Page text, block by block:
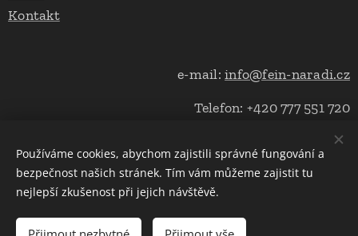
Do košíku
Kontakt
e-mail:info@fein-naradi.cz
Telefon: +420 777 551 720
Cookies
Používáme cookies, abychom zajistili správné fungování a
bezpečnost našich stránek. Tím vám můžeme zajistit tu
nejlepší zkušenost při jejich návštěvě.